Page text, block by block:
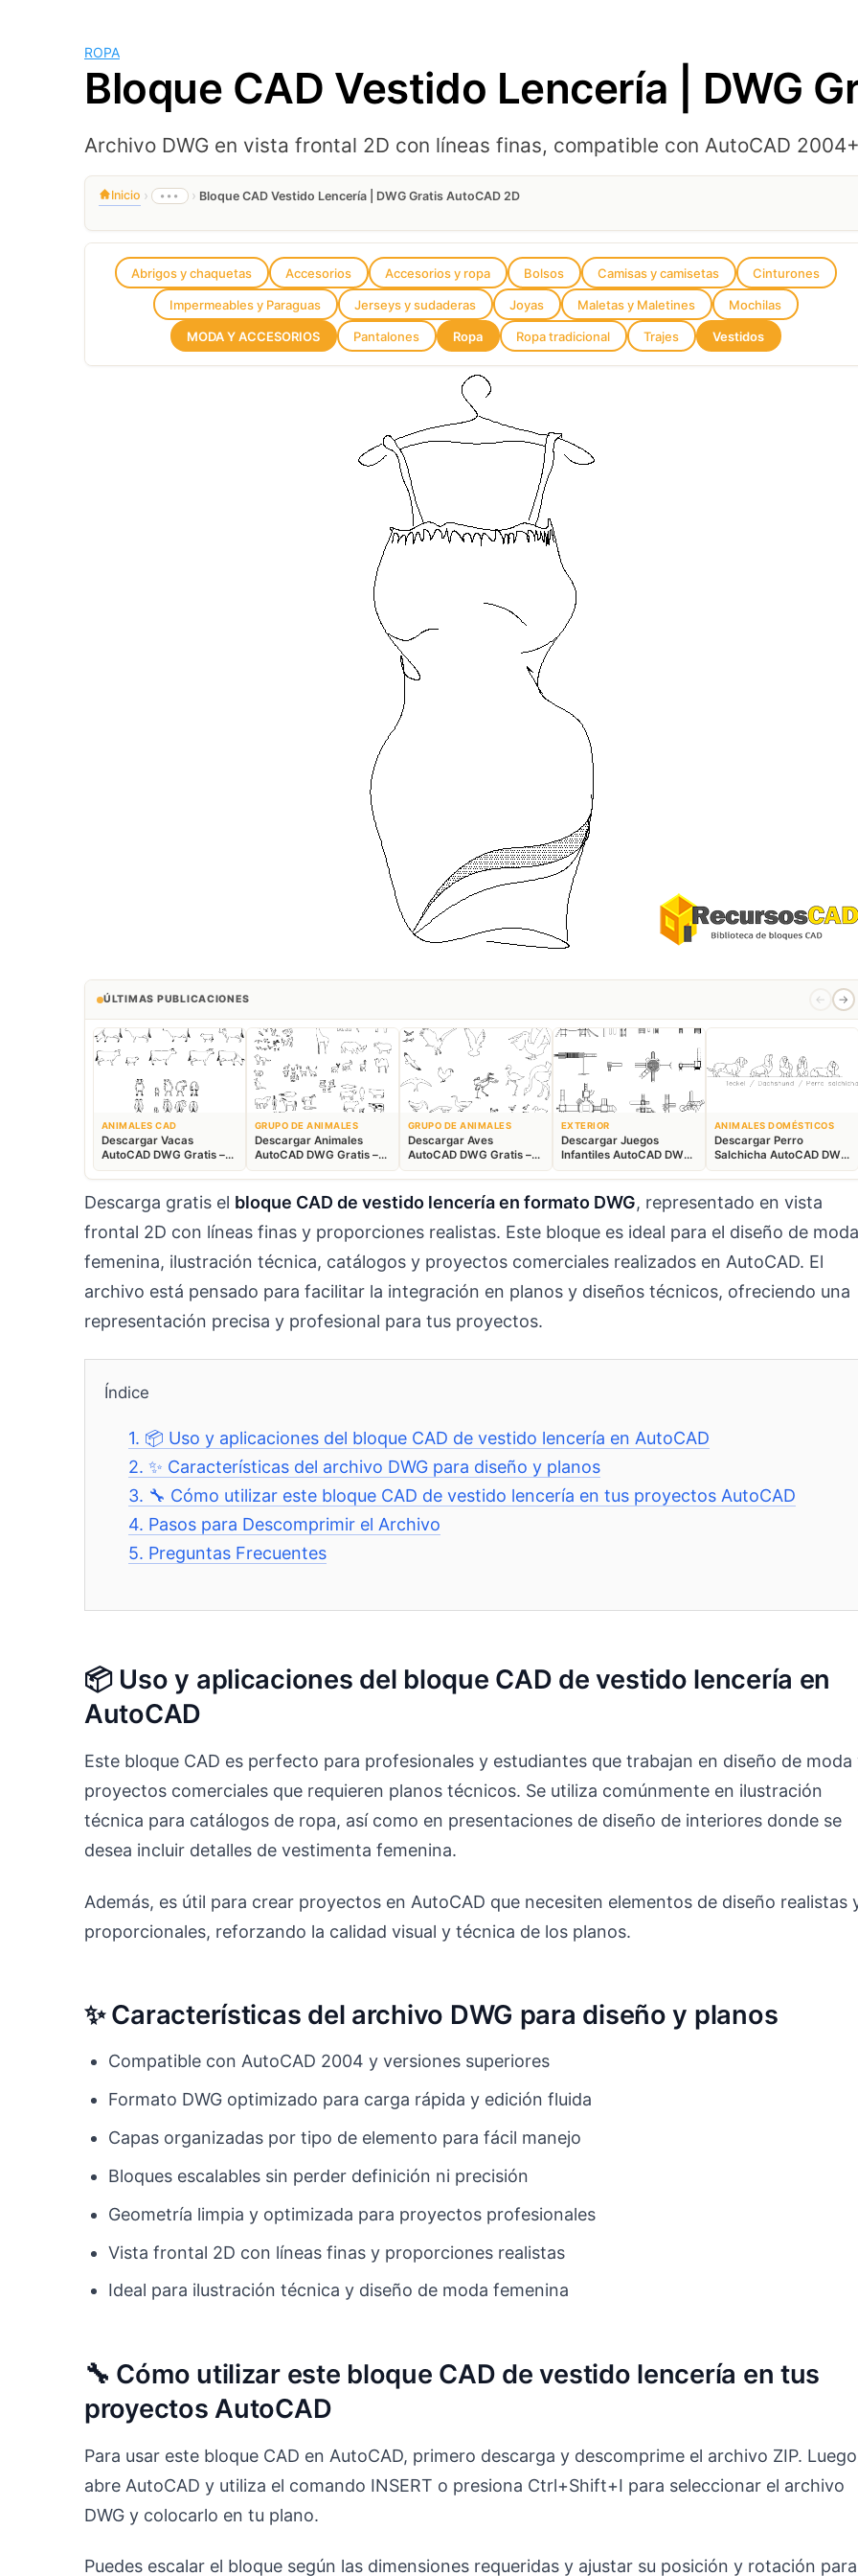
ROPA
Bloque CAD Vestido Lencería | DWG
Archivo DWG en vista frontal 2D con líneas finas, compatible con AutoCAD
Inicio › ••• › Bloque CAD Vestido Lencería | DWG Gratis AutoCAD 2D
Abrigos y chaquetas Accesorios Accesorios y ropa Bolsos Camisas y camisetas Cinturones
Impermeables y Paraguas Jerseys y sudaderas Joyas Maletas y Maletines Mochilas
MODA Y ACCESORIOS Pantalones Ropa Ropa tradicional Trajes Vestidos
ÚLTIMAS PUBLICACIONES ← →
ANIMALES CAD
Descargar Vacas
AutoCAD DWG Gratis –
Bloques Ganaderos 2D
GRUPO DE ANIMALES
Descargar Animales
AutoCAD DWG Gratis –
Fauna 2D CAD
GRUPO DE ANIMALES
Descargar Aves
AutoCAD DWG Gratis –
Bloques Animales 2D
EXTERIOR
Descargar Juegos
Infantiles AutoCAD DWG
Gratis – Parque 2D
ANIMALES DOMÉSTICOS
Descargar Perro
Salchicha AutoCAD DWG
Gratis – Bloque 2D
Descarga gratis el bloque CAD de vestido lencería en formato DWG, representado en vista
frontal 2D con líneas finas y proporciones realistas. Este bloque es ideal para el diseño de moda
femenina, ilustración técnica, catálogos y proyectos comerciales realizados en AutoCAD. El
archivo está pensado para facilitar la integración en planos y diseños técnicos, ofreciendo una
representación precisa y profesional para tus proyectos.
Índice
1. 📦 Uso y aplicaciones del bloque CAD de vestido lencería en AutoCAD
2.✨ Características del archivo DWG para diseño y planos
3. 🔧 Cómo utilizar este bloque CAD de vestido lencería en tus proyectos AutoCAD
4. Pasos para Descomprimir el Archivo
5. Preguntas Frecuentes
📦 Uso y aplicaciones del bloque CAD de vestido lencería en
AutoCAD
Este bloque CAD es perfecto para profesionales y estudiantes que trabajan en diseño de moda
proyectos comerciales que requieren planos técnicos. Se utiliza comúnmente en ilustración
técnica para catálogos de ropa, así como en presentaciones de diseño de interiores donde se
desea incluir detalles de vestimenta femenina.
Además, es útil para crear proyectos en AutoCAD que necesiten elementos de diseño realistas
proporcionales, reforzando la calidad visual y técnica de los planos.
✨ Características del archivo DWG para diseño y planos
Compatible con AutoCAD 2004 y versiones superiores
Formato DWG optimizado para carga rápida y edición fluida
Capas organizadas por tipo de elemento para fácil manejo
Bloques escalables sin perder definición ni precisión
Geometría limpia y optimizada para proyectos profesionales
Vista frontal 2D con líneas finas y proporciones realistas
Ideal para ilustración técnica y diseño de moda femenina
🔧 Cómo utilizar este bloque CAD de vestido lencería en tus
proyectos AutoCAD
Para usar este bloque CAD en AutoCAD, primero descarga y descomprime el archivo ZIP.
abre AutoCAD y utiliza el comando INSERT o presiona Ctrl+Shift+I para seleccionar el archivo
DWG y colocarlo en tu plano.
Puedes escalar el bloque según las dimensiones requeridas y ajustar su posición y rotación para